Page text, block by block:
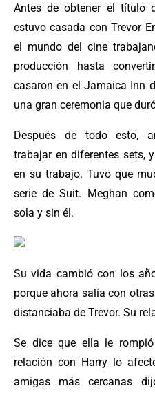
Antes de obtener el título
estuvo casada con Trevor
el mundo del cine
producción hasta
casaron en el Jamaica Inn
una gran ceremonia que
Después de todo esto,
trabajar en diferentes sets,
en su trabajo. Tuvo que
serie de Suit. Meghan
sola y sin él.
Su vida cambió con los
porque ahora salía con
distanciaba de Trevor. Su
Se dice que ella le
relación con Harry lo
amigas más cercanas